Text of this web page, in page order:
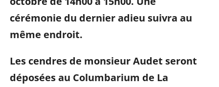
cérémonie du dernier adieu suivra au
même endroit.
Les cendres de monsieur Audet seront
déposées au Columbarium de La